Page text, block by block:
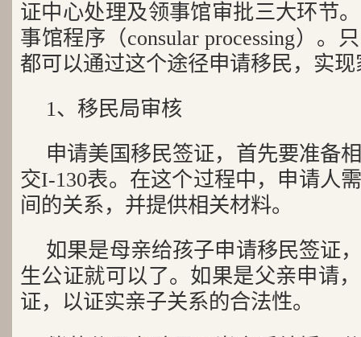
证中心处理及领事馆审批三大环节
事馆程序（consular processing）。
都可以通过这个途径申请移民，实
1、移民局审核
申请美国移民签证，首先要准备
交I-130表。在这个过程中，申请人
间的关系，并提供相关材料。
如果是母亲给孩子申请移民签证
生公证就可以了。如果是父亲申请
证，以证实亲子关系的合法性。